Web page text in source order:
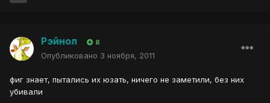
Рэйнол 8
Опубликовано 3 ноября, 2011
фиг знает, пытались их юзать, ничего не заметили, без них
убивали